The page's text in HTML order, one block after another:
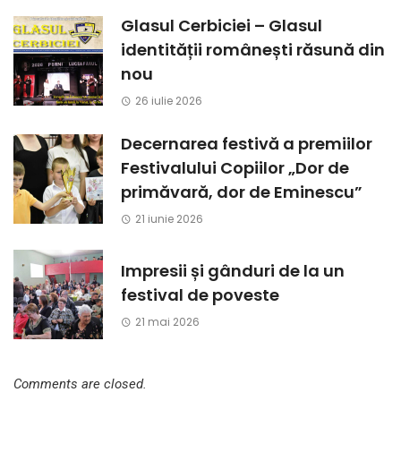
Glasul Cerbiciei – Glasul
identității românești răsună din
nou
26 iulie 2026
Decernarea festivă a premiilor
Festivalului Copiilor „Dor de
primăvară, dor de Eminescu”
21 iunie 2026
Impresii și gânduri de la un
festival de poveste
21 mai 2026
Comments are closed.